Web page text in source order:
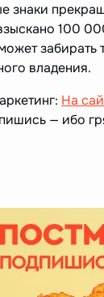
знаки
100
забирать
владения.
На
— ибо